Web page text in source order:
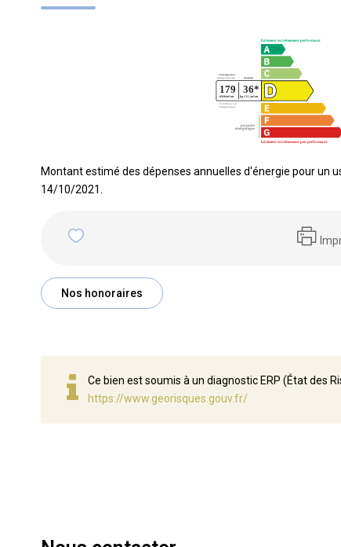
Montant estimé des dépenses annuelles d'énergie pour un
14/10/2021.
Nos honoraires
Ce bien est soumis à un diagnostic ERP (État des
https://www.georisques.gouv.fr/